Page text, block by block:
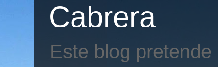
Cabrera
Este blog